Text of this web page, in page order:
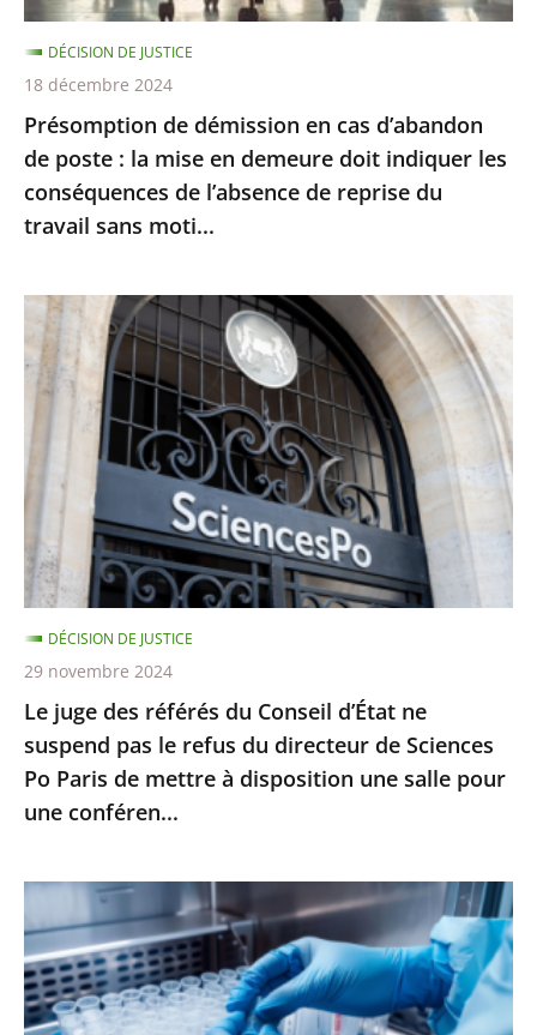
la
mise
en
demeure
doit
indiquer
les
de
l’absence
de
reprise
du
travail
sans
Présomption de démission en cas d’abandon
de poste : la mise en demeure doit indiquer les
conséquences de l’absence de reprise du
travail sans moti...
DÉCISION DE JUSTICE
18 décembre 2024
Le
juge
des
référés
du
Conseil
d’État
ne
suspend
pas
le
refus
du
directeur
de
Sciences
Paris
mettre
à
disposition
Le juge des référés du Conseil d’État ne
suspend pas le refus du directeur de Sciences
Po Paris de mettre à disposition une salle pour
une conféren...
DÉCISION DE JUSTICE
29 novembre 2024
PMA
post-
mortem
: